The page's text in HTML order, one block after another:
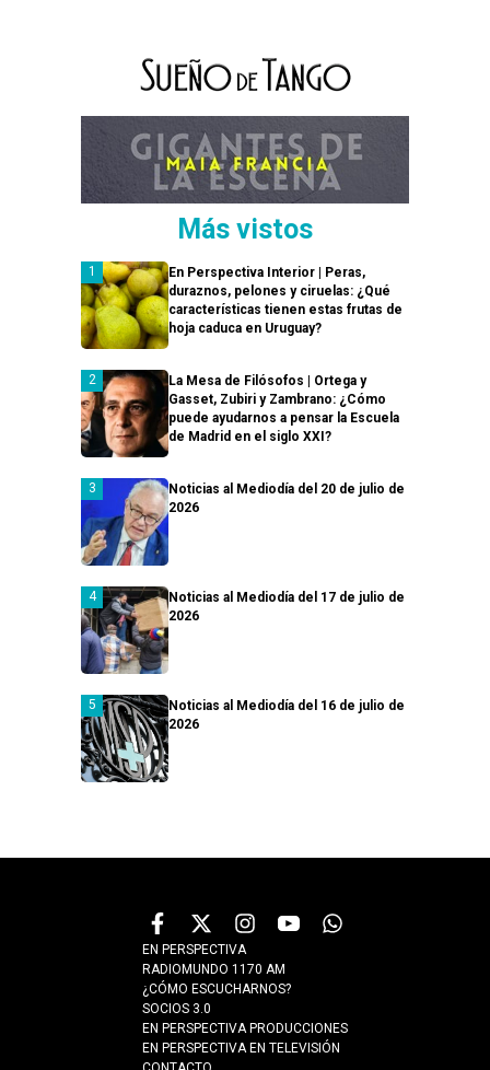
Más vistos
En Perspectiva Interior | Peras,
duraznos, pelones y ciruelas: ¿Qué
características tienen estas frutas de
hoja caduca en Uruguay?
La Mesa de Filósofos | Ortega y
Gasset, Zubiri y Zambrano: ¿Cómo
puede ayudarnos a pensar la Escuela
de Madrid en el siglo XXI?
Noticias al Mediodía del 20 de julio de
2026
Noticias al Mediodía del 17 de julio de
2026
Noticias al Mediodía del 16 de julio de
2026
EN PERSPECTIVA
RADIOMUNDO 1170 AM
¿CÓMO ESCUCHARNOS?
SOCIOS 3.0
EN PERSPECTIVA PRODUCCIONES
EN PERSPECTIVA EN TELEVISIÓN